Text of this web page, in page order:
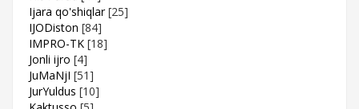
Ijara qo'shiqlar [25]
IJODiston [84]
IMPRO-TK [18]
Jonli ijro [4]
JuMaNjI [51]
JurYuldus [10]